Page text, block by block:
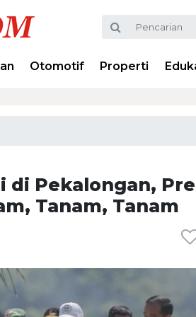
Otomotif Properti
di Pekalongan,
Tanam, Tanam